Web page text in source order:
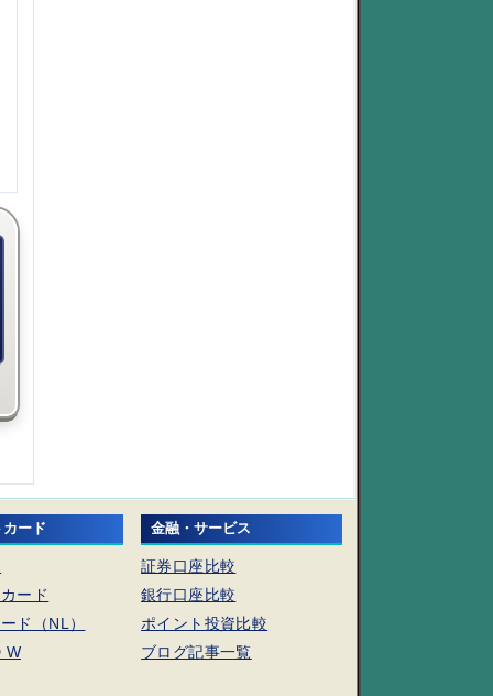
ード
ード
ド（NL）
W
金融・サービス
証券口座比較
銀行口座比較
ポイント投資比較
ブログ記事一覧